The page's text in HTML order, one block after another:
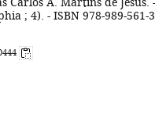
; 4). - ISBN 978-989-561-